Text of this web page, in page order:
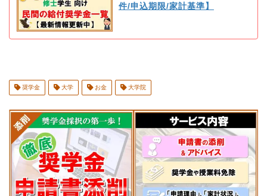
件/申込期限/家計基準】
奨学金 大学 お金 大学院